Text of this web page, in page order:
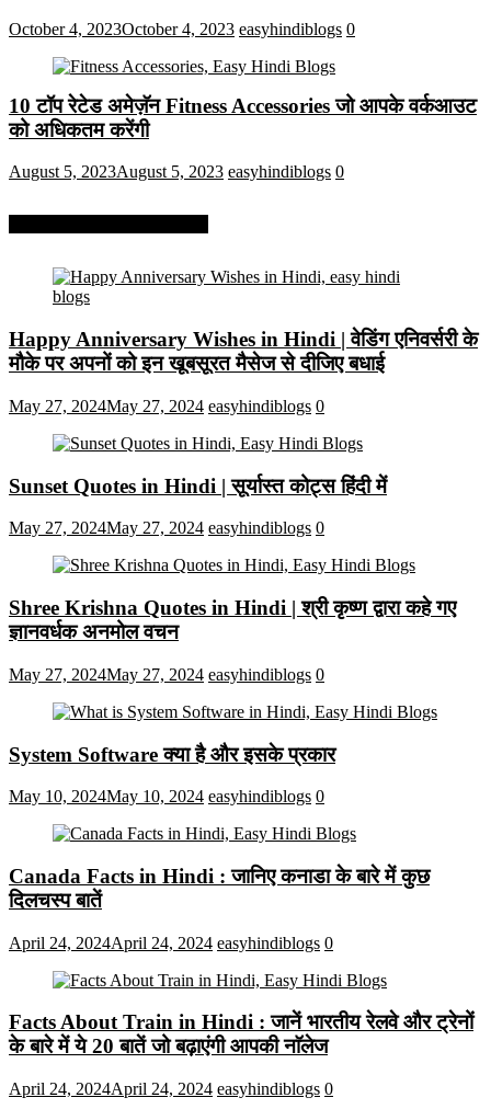
October 4, 2023October 4, 2023 easyhindiblogs 0
10 टॉप रेटेड अमेज़ॅन Fitness Accessories जो आपके वर्कआउट
को अधिकतम करेंगी
August 5, 2023August 5, 2023 easyhindiblogs 0
Happy Anniversary Wishes in Hindi | वेडिंग एनिवर्सरी के
मौके पर अपनों को इन खूबसूरत मैसेज से दीजिए बधाई
May 27, 2024May 27, 2024 easyhindiblogs 0
Sunset Quotes in Hindi | सूर्यास्त कोट्स हिंदी में
May 27, 2024May 27, 2024 easyhindiblogs 0
Shree Krishna Quotes in Hindi | श्री कृष्ण द्वारा कहे गए
ज्ञानवर्धक अनमोल वचन
May 27, 2024May 27, 2024 easyhindiblogs 0
System Software क्या है और इसके प्रकार
May 10, 2024May 10, 2024 easyhindiblogs 0
Canada Facts in Hindi : जानिए कनाडा के बारे में कुछ
दिलचस्प बातें
April 24, 2024April 24, 2024 easyhindiblogs 0
Facts About Train in Hindi : जानें भारतीय रेलवे और ट्रेनों
के बारे में ये 20 बातें जो बढ़ाएंगी आपकी नाॅलेज
April 24, 2024April 24, 2024 easyhindiblogs 0